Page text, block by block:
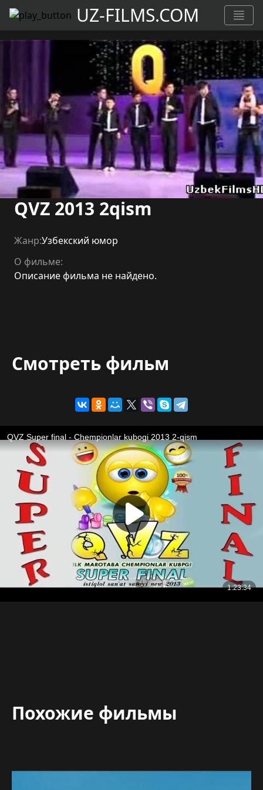
UZ-FILMS.COM
QVZ 2013 2qism
Жанр:Узбекский юмор
О фильме:
Описание фильма не найдено.
Смотреть фильм
Похожие фильмы